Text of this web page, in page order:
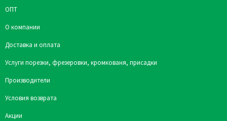
ОПТ
О компании
Доставка и оплата
Услуги порезки, фрезеровки, кромкованя, присадки
Производители
Условия возврата
Акции